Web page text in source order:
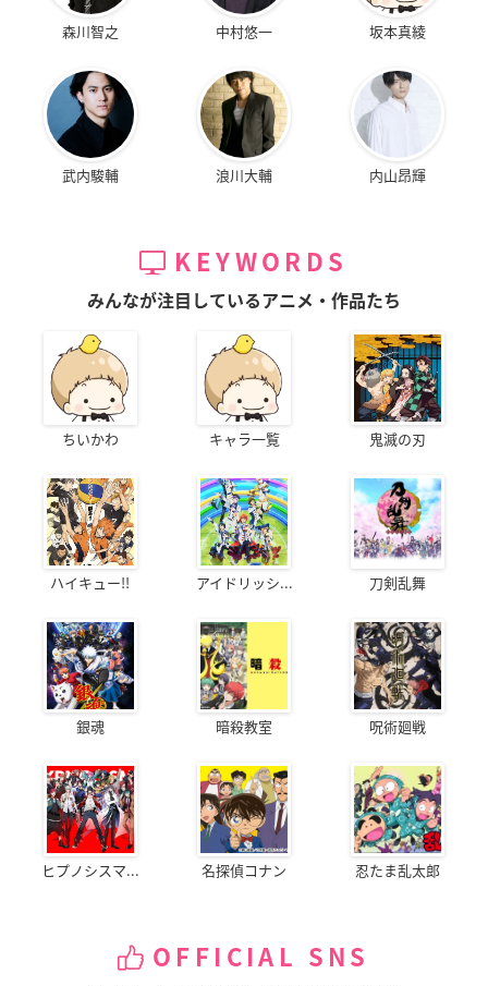
森川智之 中村悠一 坂本真綾
武内駿輔 浪川大輔 内山昂輝
KEYWORDS
みんなが注目しているアニメ・作品たち
ちいかわ キャラ一覧 鬼滅の刃
ハイキュー!! アイドリッシ... 刀剣乱舞
銀魂 暗殺教室 呪術廻戦
ヒプノシスマ... 名探偵コナン 忍たま乱太郎
OFFICIAL SNS